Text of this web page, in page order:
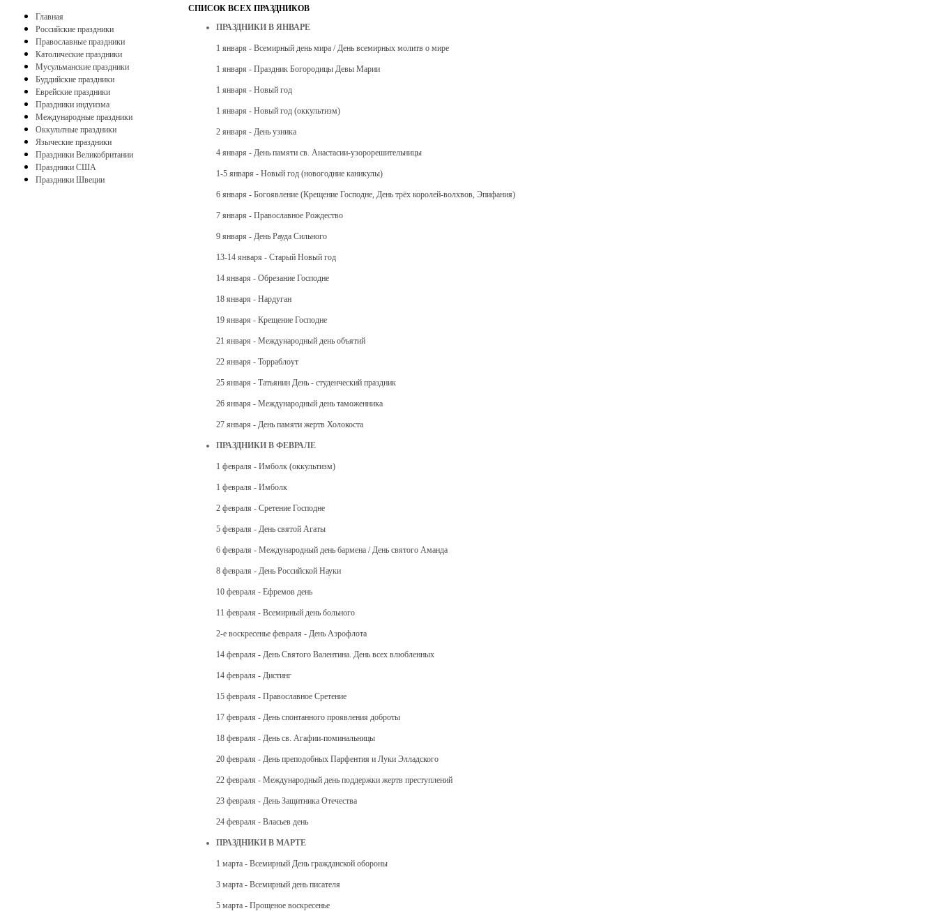
Главная
Российские праздники
Православные праздники
Католические праздники
Мусульманские праздники
Буддийские праздники
Еврейские праздники
Праздники индуизма
Международные праздники
Оккультные праздники
Языческие праздники
Праздники Великобритании
Праздники США
Праздники Швеции
СПИСОК ВСЕХ ПРАЗДНИКОВ
ПРАЗДНИКИ В ЯНВАРЕ
1 января - Всемирный день мира / День всемирных молитв о мире
1 января - Праздник Богородицы Девы Марии
1 января - Новый год
1 января - Новый год (оккультизм)
2 января - День узника
4 января - День памяти св. Анастасии-узорорешительницы
1-5 января - Новый год (новогодние каникулы)
6 января - Богоявление (Крещение Господне, День трёх королей-волхвов, Эпифания)
7 января - Православное Рождество
9 января - День Рауда Сильного
13-14 января - Старый Новый год
14 января - Обрезание Господне
18 января - Нардуган
19 января - Крещение Господне
21 января - Международный день объятий
22 января - Торраблоут
25 января - Татьянин День - студенческий праздник
26 января - Международный день таможенника
27 января - День памяти жертв Холокоста
ПРАЗДНИКИ В ФЕВРАЛЕ
1 февраля - Имболк (оккультизм)
1 февраля - Имболк
2 февраля - Сретение Господне
5 февраля - День святой Агаты
6 февраля - Международный день бармена / День святого Аманда
8 февраля - День Российской Науки
10 февраля - Ефремов день
11 февраля - Всемирный день больного
2-е воскресенье февраля - День Аэрофлота
14 февраля - День Святого Валентина. День всех влюбленных
14 февраля - Дистинг
15 февраля - Православное Сретение
17 февраля - День спонтанного проявления доброты
18 февраля - День св. Агафии-поминальницы
20 февраля - День преподобных Парфентия и Луки Элладского
22 февраля - Международный день поддержки жертв преступлений
23 февраля - День Защитника Отечества
24 февраля - Власьев день
ПРАЗДНИКИ В МАРТЕ
1 марта - Всемирный День гражданской обороны
3 марта - Всемирный день писателя
5 марта - Прощеное воскресенье